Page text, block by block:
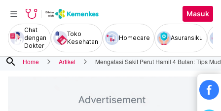
Masuk
Chat
dengan
Dokter
Toko
Kesehatan
Homecare Asuransiku
search Home Artikel Mengatasi Sakit Perut Hamil 4 Bulan: Tips